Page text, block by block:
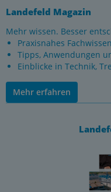
Landefeld Magazin
Mehr wissen. Besser
Praxisnahes
Tipps, Anwendungen
Einblicke in Technik,
Mehr erfahren